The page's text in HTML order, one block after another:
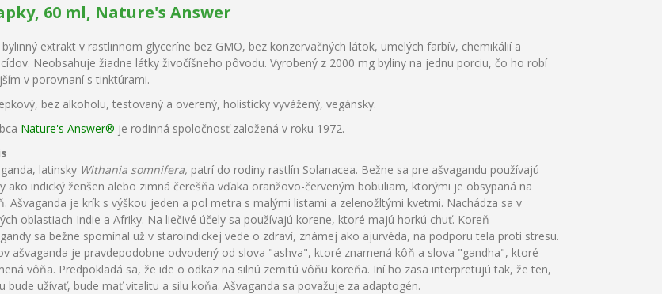
60 ml, Nature's Answer
bylinný extrakt v rastlinnom glyceríne bez GMO, bez konzervačných látok, umelých farbív, chemikálií a
Neobsahuje žiadne látky živočíšneho pôvodu. Vyrobený z 2000 mg byliny na jednu porciu, čo ho robí
v porovnaní s tinktúrami.
bez alkoholu, testovaný a overený, holisticky vyvážený, vegánsky.
Nature's Answer® je rodinná spoločnosť založená v roku 1972.
latinsky Withania somnifera, patrí do rodiny rastlín Solanacea. Bežne sa pre ašvagandu používajú
ako indický ženšen alebo zimná čerešňa vďaka oranžovo-červeným bobuliam, ktorými je obsypaná na
Ašvaganda je krík s výškou jeden a pol metra s malými listami a zelenožltými kvetmi. Nachádza sa v
oblastiach Indie a Afriky. Na liečivé účely sa používajú korene, ktoré majú horkú chuť. Koreň
sa bežne spomínal už v staroindickej vede o zdraví, známej ako ajurvéda, na podporu tela proti stresu.
ašvaganda je pravdepodobne odvodený od slova "ashva", ktoré znamená kôň a slova "gandha", ktoré
vôňa. Predpokladá sa, že ide o odkaz na silnú zemitú vôňu koreňa. Iní ho zasa interpretujú tak, že ten,
bude užívať, bude mať vitalitu a silu koňa. Ašvaganda sa považuje za adaptogén.